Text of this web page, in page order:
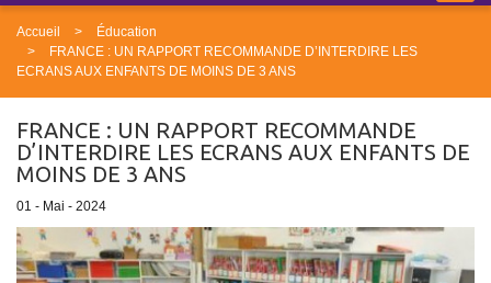
Accueil
Éducation
FRANCE : UN RAPPORT RECOMMANDE D’INTERDIRE LES
ECRANS AUX ENFANTS DE MOINS DE 3 ANS
FRANCE : UN RAPPORT RECOMMANDE
D’INTERDIRE LES ECRANS AUX ENFANTS DE
MOINS DE 3 ANS
01 - Mai - 2024